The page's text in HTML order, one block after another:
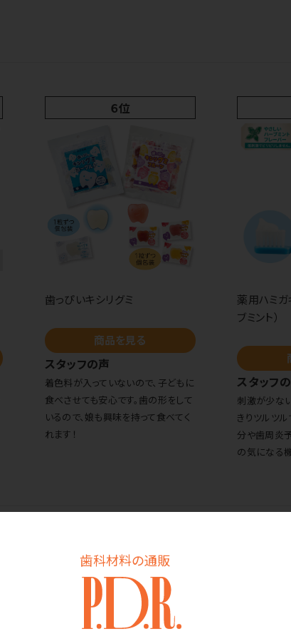
歯科材料の通販
６位
歯っぴいキシリグミ
商品を見る
スタッフの声
着色料が入っていないので、子どもに
食べさせても安心です。歯の形をして
いるので、娘も興味を持って食べてく
れます！
薬用ハミガ
ブミント）
スタッフ
刺激が少な
きりツルツ
分や歯周炎
の気になる
１０位